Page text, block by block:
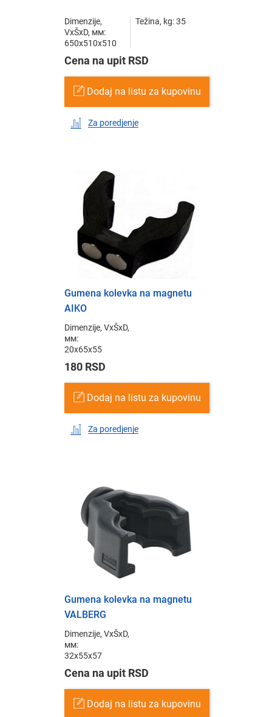
Dimenzije,
VxŠxD, мм:
650x510x510
Težina, kg: 35
Cena na upit RSD
Dodaj na listu za kupovinu
Za poredjenje
Gumena kolevka na magnetu
AIKO
Dimenzije, VxŠxD,
мм:
20x65x55
180 RSD
Dodaj na listu za kupovinu
Za poredjenje
Gumena kolevka na magnetu
VALBERG
Dimenzije, VxŠxD,
мм:
32x55x57
Cena na upit RSD
Dodaj na listu za kupovinu